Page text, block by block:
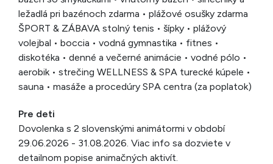
ležadlá pri bazénoch zdarma • plážové osušky zdarma
ŠPORT & ZÁBAVA stolný tenis • šípky • plážový
volejbal • boccia • vodná gymnastika • fitnes •
diskotéka • denné a večerné animácie • vodné pólo •
aerobik • strečing WELLNESS & SPA turecké kúpele •
sauna • masáže a procedúry SPA centra (za poplatok)
Pre deti
Dovolenka s 2 slovenskými animátormi v období
29.06.2026 - 31.08.2026. Viac info sa dozviete v
detailnom popise animačných aktivít.